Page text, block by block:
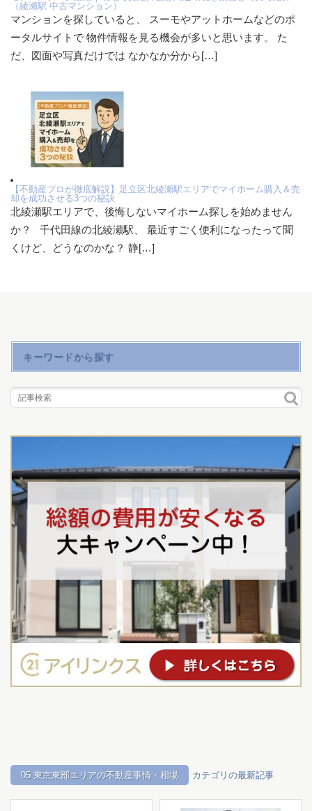
（綾瀬駅 中古マンション）
マンションを探していると、 スーモやアットホームなどのポ
ータルサイトで 物件情報を見る機会が多いと思います。 た
だ、図面や写真だけでは なかなか分から[…]
【不動産プロが徹底解説】足立区北綾瀬駅エリアでマイホーム購入＆売
却を成功させる3つの秘訣
北綾瀬駅エリアで、後悔しないマイホーム探しを始めません
か？ 千代田線の北綾瀬駅、 最近すごく便利になったって聞
くけど、どうなのかな？ 静[…]
キーワードから探す
05 東京東部エリアの不動産事情・相場 カテゴリの最新記事